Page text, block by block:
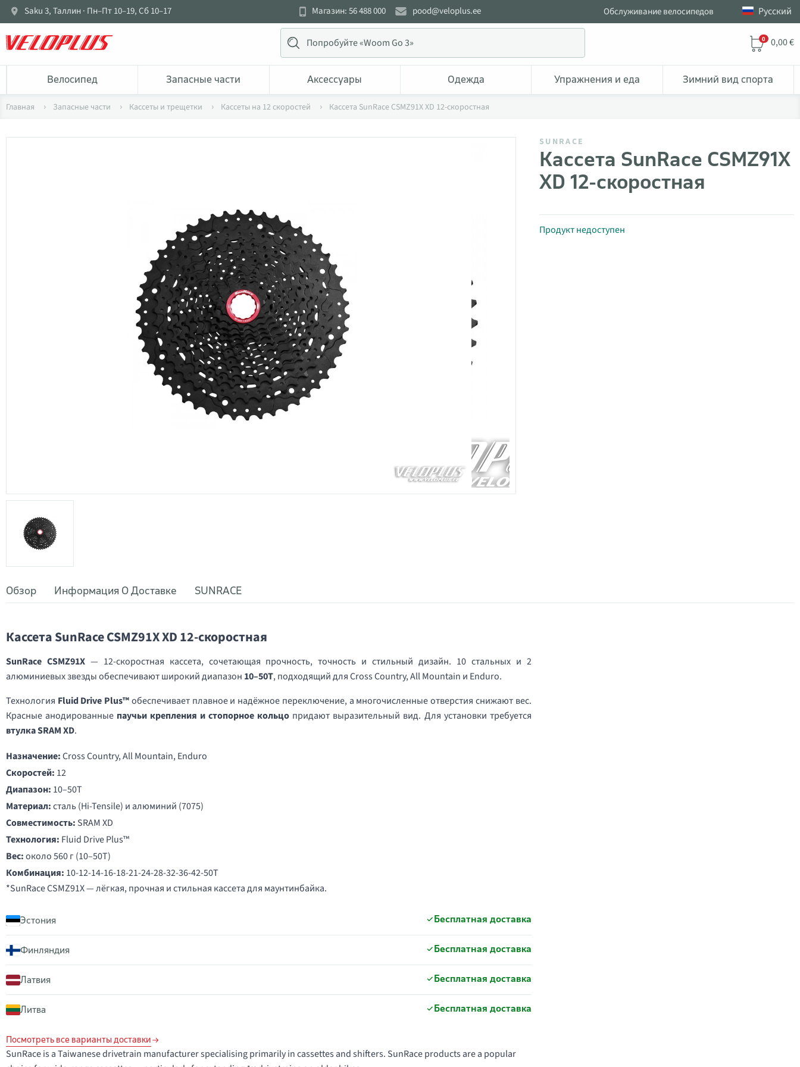
Saku 3, Таллин · Пн–Пт 10–19, Сб 10–17 Магазин: 56 488 000 pood@veloplus.ee Обслуживание велосипедов Pусский
0 0,00 €
Bелосипед Запасные части Аксессуары Одежда Упражнения и еда Зимний вид спорта
Главная Запасные части Кассеты и трещетки Кассеты на 12 скоростей Кассета SunRace CSMZ91X XD 12-скоростная
SUNRACE
Кассета SunRace CSMZ91X
XD 12-скоростная
Продукт недоступен
Обзор Информация О Доставке SUNRACE
Кассета SunRace CSMZ91X XD 12-скоростная
SunRace CSMZ91X— 12-скоростная кассета, сочетающая прочность, точность и стильный дизайн. 10 стальных и 2
алюминиевых звезды обеспечивают широкий диапазон 10–50T, подходящий для Cross Country, All Mountain и Enduro.
Технология Fluid Drive Plus™обеспечивает плавное и надёжное переключение, а многочисленные отверстия снижают вес.
Красные анодированные паучьи крепления и стопорное кольцо придают выразительный вид. Для установки требуется
втулка SRAM XD.
Назначение:Cross Country, All Mountain, Enduro
Скоростей: 12
Диапазон: 10–50T
Материал:сталь (Hi-Tensile) и алюминий (7075)
Совместимость: SRAM XD
Технология: Fluid Drive Plus™
Вес:около 560 г (10–50T)
Комбинация: 10-12-14-16-18-21-24-28-32-36-42-50T
*SunRace CSMZ91X — лёгкая, прочная и стильная кассета для маунтинбайка.
Эстония Бесплатная доставка
Финляндия Бесплатная доставка
Латвия Бесплатная доставка
Литва Бесплатная доставка
Посмотреть все варианты доставки
SunRace is a Taiwanese drivetrain manufacturer specialising primarily in cassettes and shifters. SunRace products are a popular